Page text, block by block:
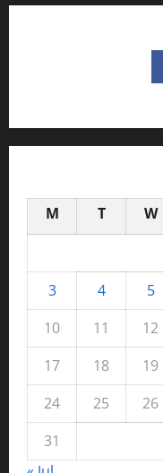
M T W
3
4 5
10
11 12
17
18 19
24
25 26
31